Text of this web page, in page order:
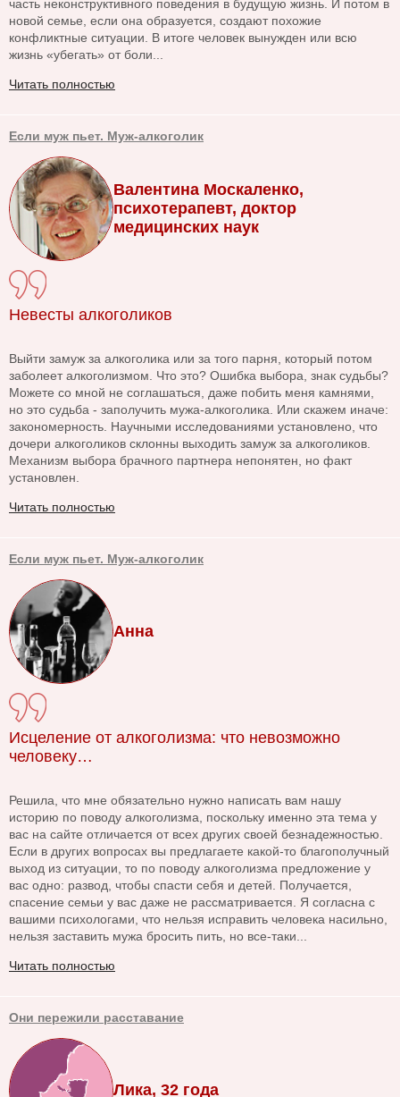
часть неконструктивного поведения в будущую жизнь. И потом в
новой семье, если она образуется, создают похожие
конфликтные ситуации. В итоге человек вынужден или всю
жизнь «убегать» от боли...
Читать полностью
Если муж пьет. Муж-алкоголик
Валентина Москаленко,
психотерапевт, доктор
медицинских наук
Невесты алкоголиков
Выйти замуж за алкоголика или за того парня, который потом
заболеет алкоголизмом. Что это? Ошибка выбора, знак судьбы?
Можете со мной не соглашаться, даже побить меня камнями,
но это судьба - заполучить мужа-алкоголика. Или скажем иначе:
закономерность. Научными исследованиями установлено, что
дочери алкоголиков склонны выходить замуж за алкоголиков.
Механизм выбора брачного партнера непонятен, но факт
установлен.
Читать полностью
Если муж пьет. Муж-алкоголик
Анна
Исцеление от алкоголизма: что невозможно
человеку…
Решила, что мне обязательно нужно написать вам нашу
историю по поводу алкоголизма, поскольку именно эта тема у
вас на сайте отличается от всех других своей безнадежностью.
Если в других вопросах вы предлагаете какой-то благополучный
выход из ситуации, то по поводу алкоголизма предложение у
вас одно: развод, чтобы спасти себя и детей. Получается,
спасение семьи у вас даже не рассматривается. Я согласна с
вашими психологами, что нельзя исправить человека насильно,
нельзя заставить мужа бросить пить, но все-таки...
Читать полностью
Они пережили расставание
Лика, 32 года